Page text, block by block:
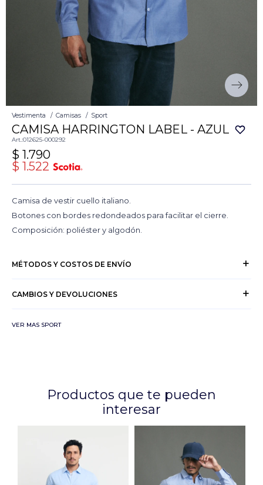
Vestimenta Camisas Sport
CAMISA HARRINGTON LABEL - AZUL
012625-000292
$ 1.790
$ 1.522
Camisa de vestir cuello italiano.
Botones con bordes redondeados para facilitar el cierre.
Composición: poliéster y algodón.
MÉTODOS Y COSTOS DE ENVÍO
CAMBIOS Y DEVOLUCIONES
VER MAS SPORT
Productos que te pueden
interesar